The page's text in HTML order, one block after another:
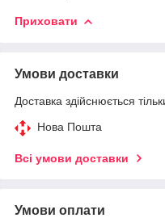
Приховати
Умови доставки
Доставка здійснюється
Нова Пошта
Всі умови доставки
Умови оплати